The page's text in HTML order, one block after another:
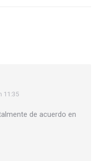
11:35
de acuerdo en